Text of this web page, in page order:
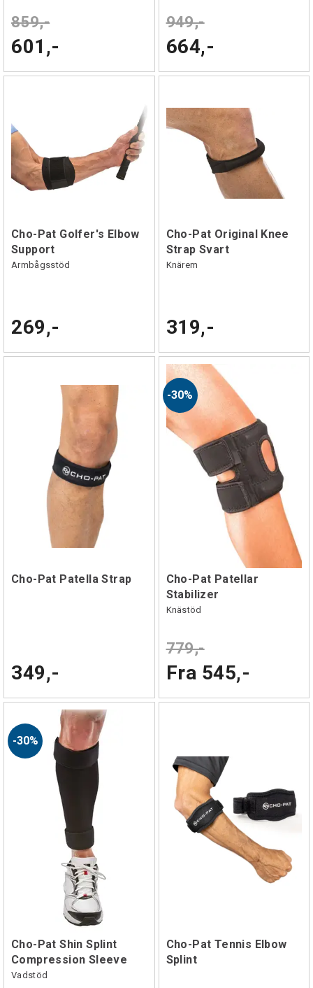
859,-
601,-
949,-
664,-
Cho-Pat Golfer's Elbow
Support
Armbågsstöd
269,-
Cho-Pat Original Knee
Strap Svart
Knärem
319,-
Cho-Pat Patella Strap
349,-
30%
Cho-Pat Patellar
Stabilizer
Knästöd
779,-
Fra 545,-
30%
Cho-Pat Shin Splint
Compression Sleeve
Vadstöd
Cho-Pat Tennis Elbow
Splint